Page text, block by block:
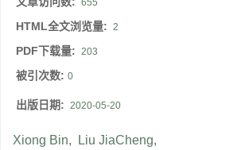
655
HTML全文浏览量: 2
PDF下载量: 203
被引次数: 0
出版日期: 2020-05-20
Xiong Bin, Liu JiaCheng,